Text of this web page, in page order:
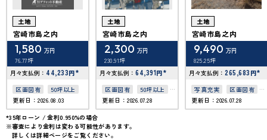
土地
宮崎市島之内
1,580 万円
76.77坪
月々支払例： 44,233円*
区画図有
50坪以上
更新日：2026.08.03
土地
宮崎市島之内
2,300 万円
230.91坪
月々支払例： 64,391円*
区画図有
50坪以上
上下水道完備
更新日：2026.07.28
土地
宮崎市島之内
9,490 万円
825.25坪
月々支払例： 265,683 円*
写真充実
区画図有
50坪以上
更新日：2026.07.28
*35年ローン / 金利0.950%の場合
※審査により金利は変わる可能性があります。
詳しくは詳細ページをご覧ください。